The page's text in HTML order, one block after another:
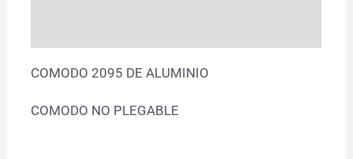
COMODO 2095 DE ALUMINIO
COMODO NO PLEGABLE